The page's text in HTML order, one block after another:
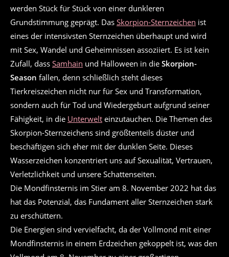
werden Stück für Stück von einer dunkleren
Grundstimmung geprägt. Das Skorpion-Sternzeichen ist
eines der intensivsten Sternzeichen überhaupt und wird
mit Sex, Wandel und Geheimnissen assoziiert. Es ist kein
Zufall, dass Samhain und Halloween in die Skorpion-
Season fallen, denn schließlich steht dieses
Tierkreiszeichen nicht nur für Sex und Transformation,
sondern auch für Tod und Wiedergeburt aufgrund seiner
Fähigkeit, in die Unterwelt einzutauchen. Die Themen des
Skorpion-Sternzeichens sind größtenteils düster und
beschäftigen sich eher mit der dunklen Seite. Dieses
Wasserzeichen konzentriert uns auf Sexualität, Vertrauen,
Verletzlichkeit und unsere Schattenseiten.
Die Mondfinsternis im Stier am 8. November 2022 hat das
hat das Potenzial, das Fundament aller Sternzeichen stark
zu erschüttern.
Die Energien sind vervielfacht, da der Vollmond mit einer
Mondfinsternis in einem Erdzeichen gekoppelt ist, was den